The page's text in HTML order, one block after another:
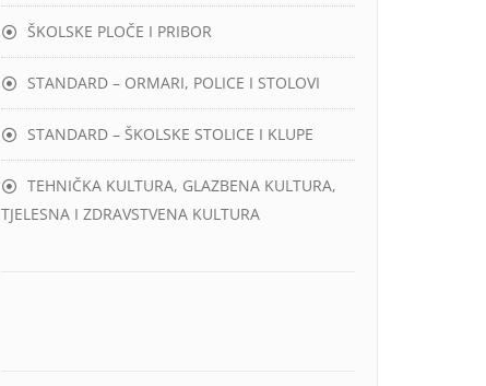
ŠKOLSKE PLOČE I PRIBOR
STANDARD – ORMARI, POLICE I STOLOVI
STANDARD – ŠKOLSKE STOLICE I KLUPE
TEHNIČKA KULTURA, GLAZBENA KULTURA,
TJELESNA I ZDRAVSTVENA KULTURA